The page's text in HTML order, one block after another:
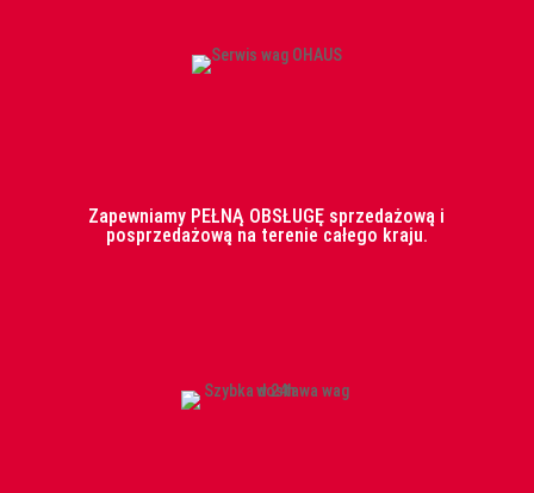
Zapewniamy PEŁNĄ OBSŁUGĘ sprzedażową i
posprzedażową na terenie całego kraju.